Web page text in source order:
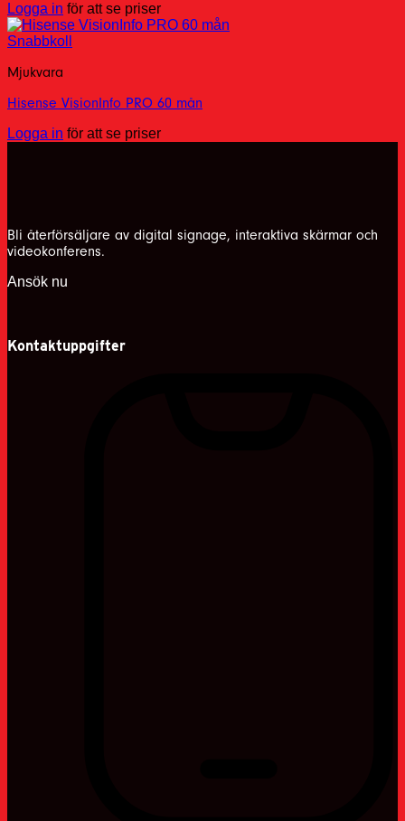
Logga in för att se priser
Snabbkoll
Mjukvara
Hisense VisionInfo PRO 60 mån
Logga in för att se priser
Bli återförsäljare av digital signage, interaktiva skärmar och
videokonferens.
Ansök nu
Kontaktuppgifter